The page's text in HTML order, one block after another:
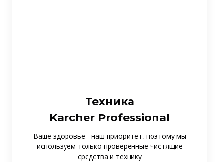
Техника
Karcher Professional
Ваше здоровье - наш приоритет, поэтому мы
используем только проверенные чистящие
средства и технику